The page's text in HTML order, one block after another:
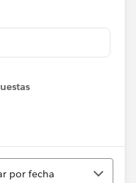
por fecha